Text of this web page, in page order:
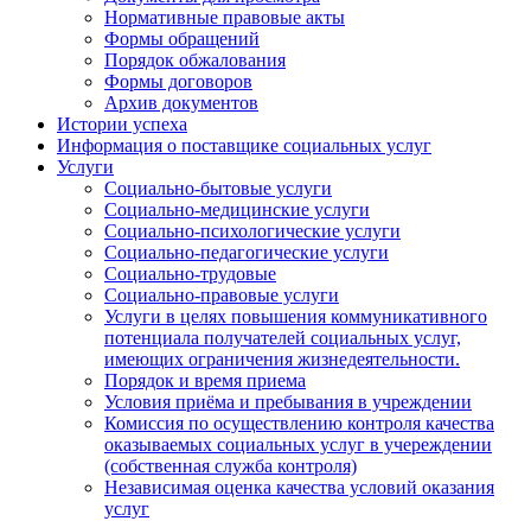
Нормативные правовые акты
Формы обращений
Порядок обжалования
Формы договоров
Архив документов
Истории успеха
Информация о поставщике социальных услуг
Услуги
Социально-бытовые услуги
Социально-медицинские услуги
Социально-психологические услуги
Социально-педагогические услуги
Социально-трудовые
Социально-правовые услуги
Услуги в целях повышения коммуникативного
потенциала получателей социальных услуг,
имеющих ограничения жизнедеятельности.
Порядок и время приема
Условия приёма и пребывания в учреждении
Комиссия по осуществлению контроля качества
оказываемых социальных услуг в учереждении
(собственная служба контроля)
Независимая оценка качества условий оказания
услуг